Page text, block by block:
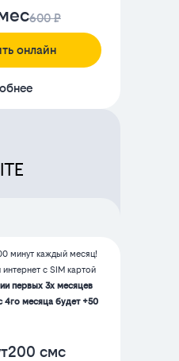
600 ₽
онлайн
минут каждый месяц!
с SIM картой
первых 3х месяцев
4го месяца будет +50
200 смс